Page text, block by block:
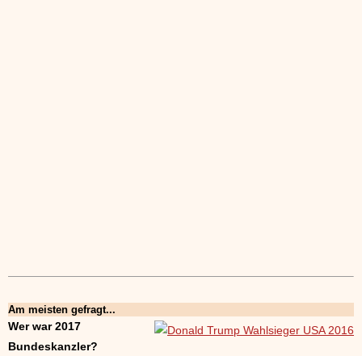
Am meisten gefragt...
Wer war 2017
Bundeskanzler?